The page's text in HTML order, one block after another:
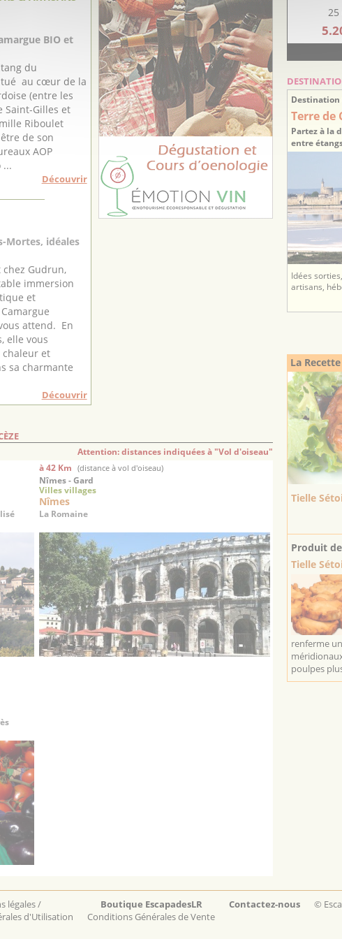
BIO et
du
au cœur de la
(entre les
Saint-Gilles et
Riboulet
de son
AOP
...
Découvrir
Mortes, idéales
Gudrun,
immersion
et
attend. En
elle vous
chaleur et
sa charmante
Découvrir
Attention: distances indiquées à "Vol d'oiseau"
à 42 Km (distance à vol d'oiseau)
Nîmes - Gard
Villes villages
Nîmes
La Romaine
25
Destination
Terre de
Partez à la
entre
Idées
artisans,
La
Tielle
Produit
Tielle
renferme
poulpes
légales /
d'Utilisation
Boutique EscapadesLR
Conditions Générales de Vente
Contactez-nous ©